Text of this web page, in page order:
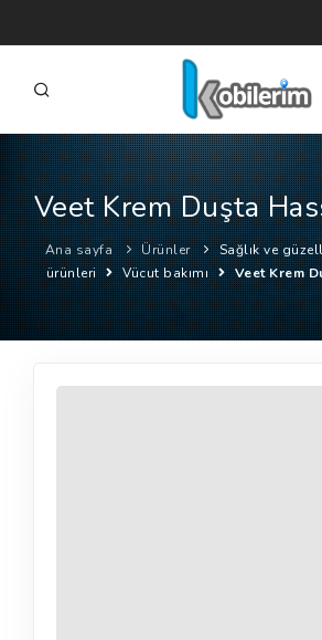
FIRMALAR
ÜRÜNLER
NASIL ÇALIŞIR?
Veet Krem Duşta
Ana sayfa Ürünler Sağlık ve
ürünleri
Vücut bakımı Veet Krem